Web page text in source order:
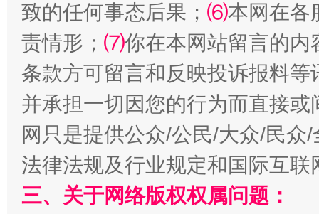
全民健身五年计划来了！等你上场
致的任何事态后果； ⑹本网在各
责情形； ⑺你在本网站留言的内
条款方可留言和反映投诉报料
并承担一切因您的行为而直接
网只是提供公众/公民/大众/民
法律法规及行业规定和国际互
三、关于网络版权权属问题：